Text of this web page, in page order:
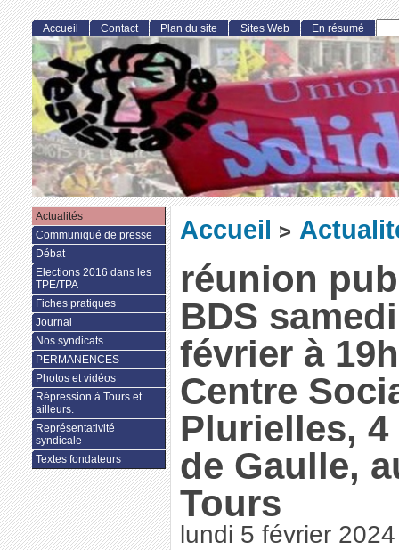
Accueil >
réunion
BDS
février à
Centre
Plurielles, 4
de Gaulle,
Tours
lundi 5 février 2024
Accueil Contact Plan du site Sites Web En résumé
Actualités
Communiqué de presse
Débat
Elections 2016 dans les
TPE/TPA
Fiches pratiques
Journal
Nos syndicats
PERMANENCES
Photos et vidéos
Répression à Tours et
ailleurs.
Représentativité
syndicale
Textes fondateurs